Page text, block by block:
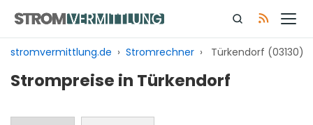
Inhalt
springen
stromvermittlung.de › Stromrechner › Türkendorf (03130)
Strompreise in Türkendorf